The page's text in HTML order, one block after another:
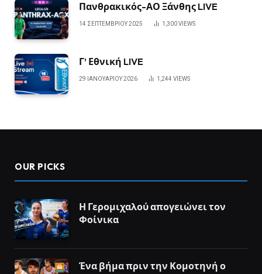
Πανθρακικός-ΑΟ Ξάνθης LIVE
14 ΣΕΠΤΕΜΒΡΊΟΥ 2025 1,300VIEWS
Γ’ Εθνική LIVE
29 ΙΑΝΟΥΑΡΊΟΥ 2026 1,244 VIEWS
OUR PICKS
Η Γερομιχαλού απογειώνει τον
Φοίνικα
Ένα βήμα πριν την Κομοτηνή ο